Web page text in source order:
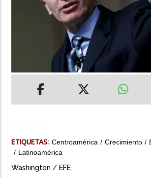
ETIQUETAS: Centroamérica Crecimiento
Latinoamérica
Washington / EFE